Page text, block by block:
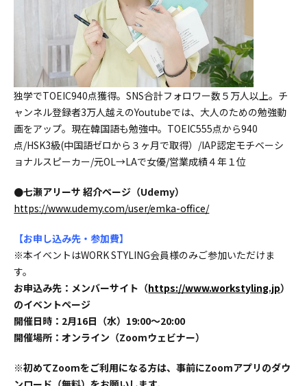
独学でTOEIC940点獲得。SNS合計フォロワー数５万人以上。チ
ャンネル登録者3万人越えのYoutubeでは、大人のための勉強動
画をアップ。現在韓国語も勉強中。TOEIC555点から940
点/HSK3級(中国語ゼロから３ヶ月で取得）/IAP認定モチベーシ
ョナルスピーカー/元OL→LAで女優/営業成績４年１位
●七瀬アリーサ 紹介ページ（Udemy）
https://www.udemy.com/user/emka-office/
【お申し込み先・参加費】
※本イベントはWORK STYLING会員様のみご参加いただけま
す。
お申込み先：メンバーサイト（https://www.workstyling.jp）
のイベントページ
開催日時：2月16日（水）19:00～20:00
開催場所：オンライン（Zoomウェビナー）
※初めてZoomをご利用になる方は、事前にZoomアプリのダウ